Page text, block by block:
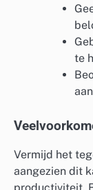
te
Vermijd het
aangezien dit